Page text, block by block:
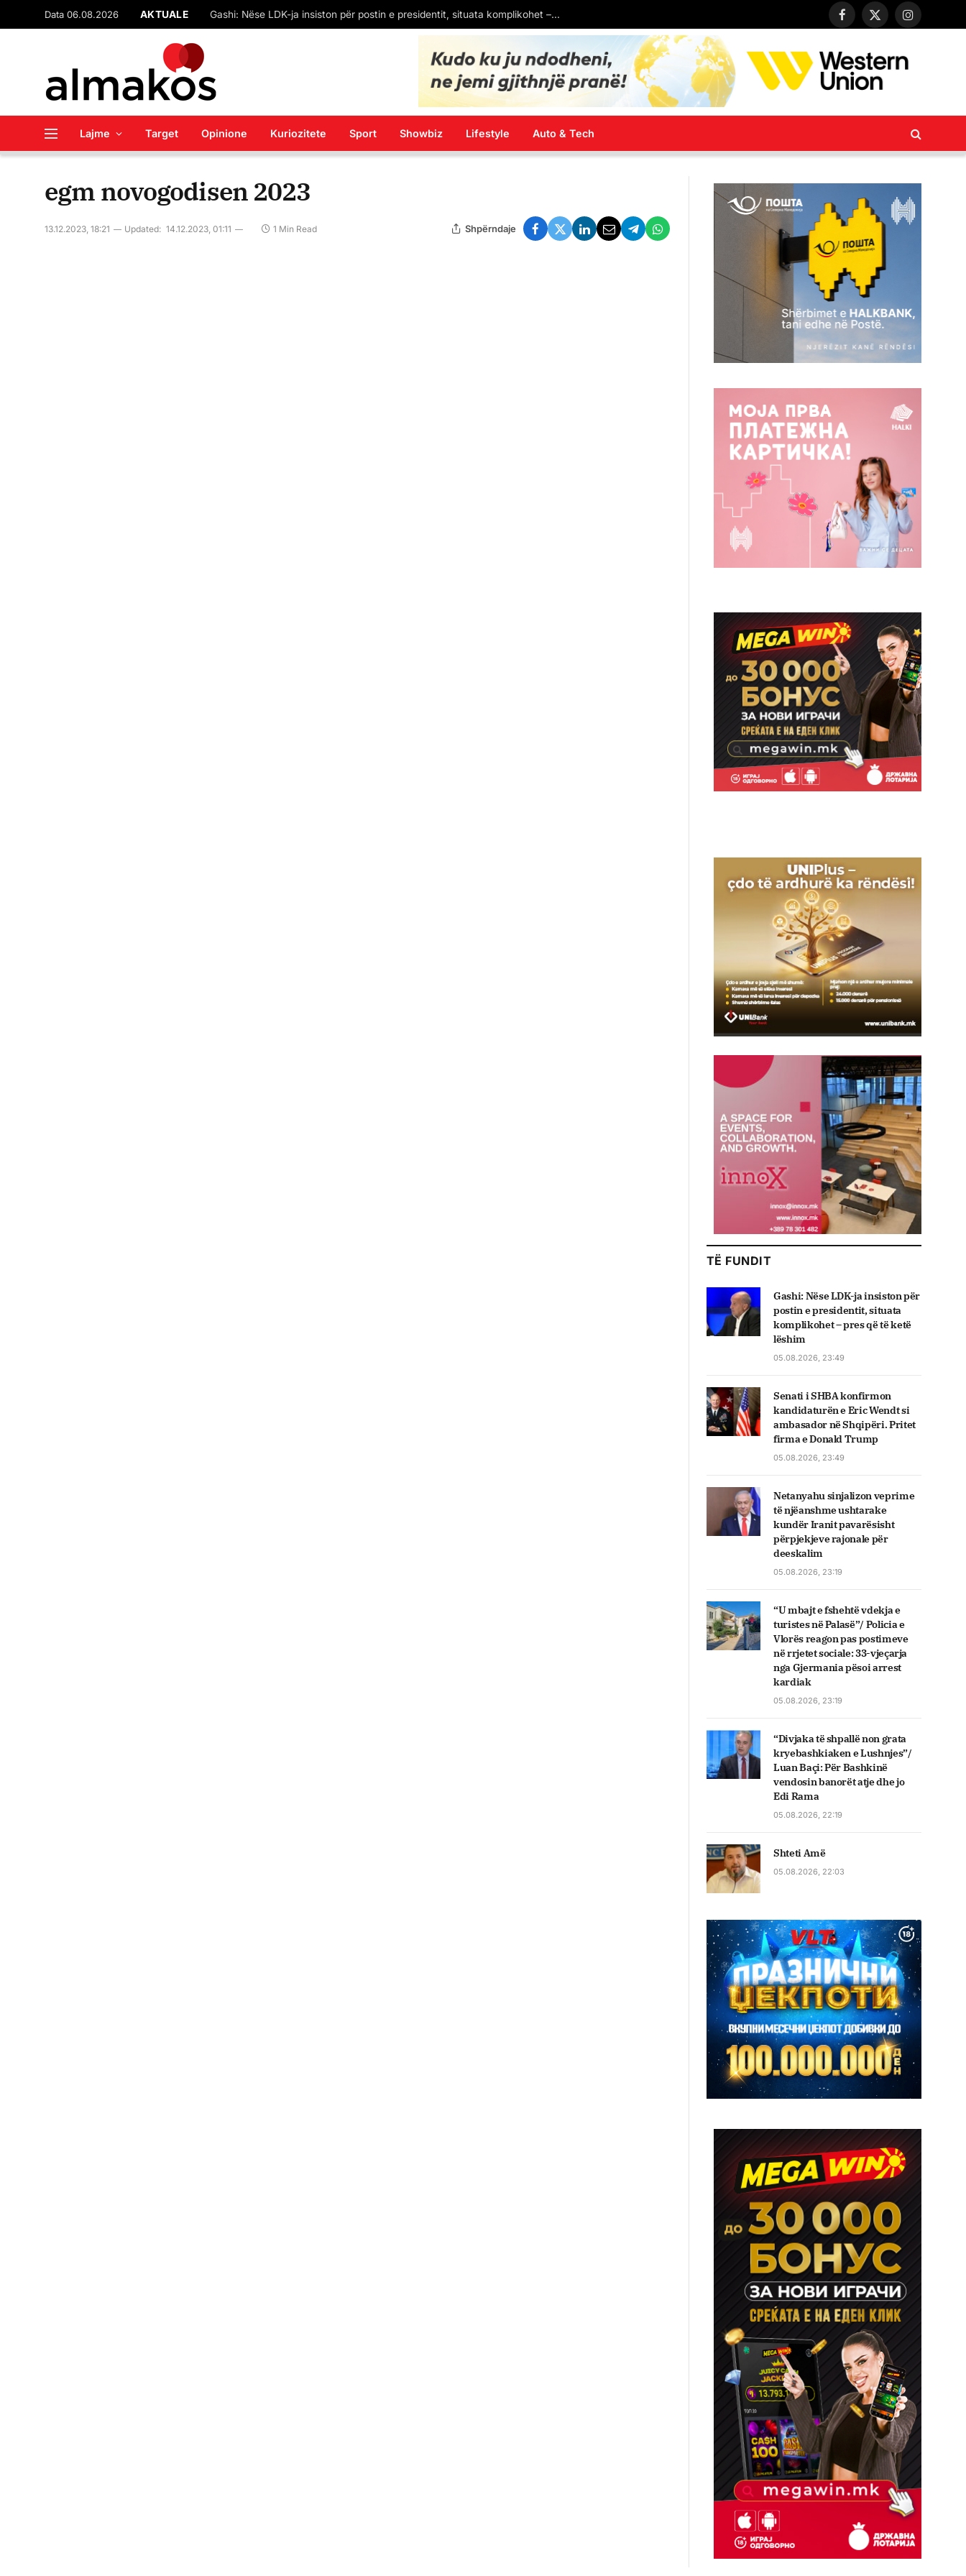
Data 06.08.2026 AKTUALE Senati i SHBA konfirmon kandidaturën e Eric Wendt si ambasador në Shqipëri. Pritet firma e Donald Trump
Facebook
X
Instagram
Lajme Target Opinione Kuriozitete Sport Showbiz Lifestyle Auto & Tech
egm novogodisen 2023
13.12.2023, 18:21 Updated: 14.12.2023, 01:11 1 Min Read Shpërndaje
TË FUNDIT
Gashi: Nëse LDK-ja insiston për
postin e presidentit, situata
komplikohet – pres që të ketë
lëshim
05.08.2026, 23:49
Senati i SHBA konfirmon
kandidaturën e Eric Wendt si
ambasador në Shqipëri. Pritet
firma e Donald Trump
05.08.2026, 23:49
Netanyahu sinjalizon veprime
të njëanshme ushtarake
kundër Iranit pavarësisht
përpjekjeve rajonale për
deeskalim
05.08.2026, 23:19
“U mbajt e fshehtë vdekja e
turistes në Palasë”/ Policia e
Vlorës reagon pas postimeve
në rrjetet sociale: 33-vjeçarja
nga Gjermania pësoi arrest
kardiak
05.08.2026, 23:19
“Divjaka të shpallë non grata
kryebashkiaken e Lushnjes”/
Luan Baçi: Për Bashkinë
vendosin banorët atje dhe jo
Edi Rama
05.08.2026, 22:19
Shteti Amë
05.08.2026, 22:03